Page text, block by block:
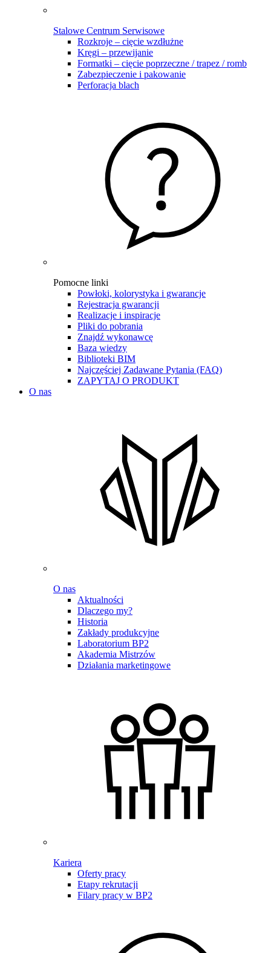
Stalowe Centrum Serwisowe
Rozkroje – cięcie wzdłużne
Kręgi – przewijanie
Formatki – cięcie poprzeczne / trapez / romb
Zabezpieczenie i pakowanie
Perforacja blach
Pomocne linki
Powłoki, kolorystyka i gwarancje
Rejestracja gwarancji
Realizacje i inspiracje
Pliki do pobrania
Znajdź wykonawcę
Baza wiedzy
Biblioteki BIM
Najczęściej Zadawane Pytania (FAQ)
ZAPYTAJ O PRODUKT
O nas
O nas
Aktualności
Dlaczego my?
Historia
Zakłady produkcyjne
Laboratorium BP2
Akademia Mistrzów
Działania marketingowe
Kariera
Oferty pracy
Etapy rekrutacji
Filary pracy w BP2